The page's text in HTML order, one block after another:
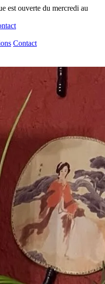
est ouverte du mercredi au
Contact